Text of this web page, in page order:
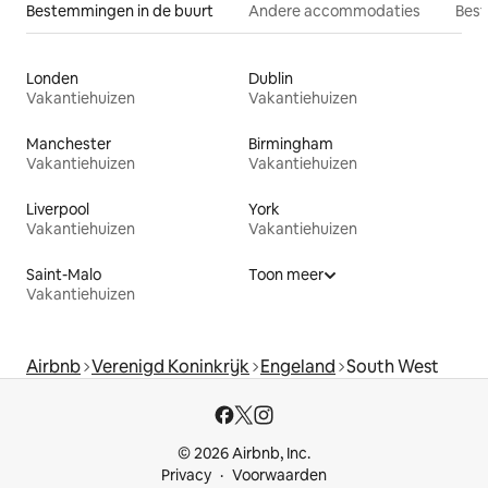
Bestemmingen in de buurt Andere accommodaties
Londen
Vakantiehuizen
Dublin
Vakantiehuizen
Manchester
Vakantiehuizen
Birmingham
Vakantiehuizen
Liverpool
Vakantiehuizen
York
Vakantiehuizen
Saint-Malo
Vakantiehuizen
Toon meer
Airbnb Verenigd Koninkrijk Engeland South West
© 2026 Airbnb, Inc.
Privacy
Voorwaarden